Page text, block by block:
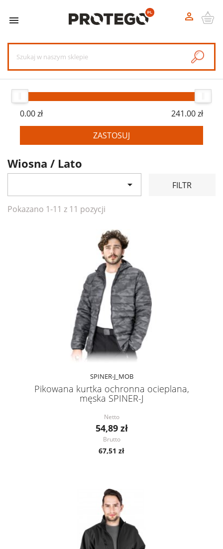
 
0.00 zł
241.00 zł
ZASTOSUJ
Wiosna / Lato
 FILTR
Pokazano 1-11 z 11 pozycji
SPINER-J_MOB
Pikowana kurtka ochronna ocieplana,
męska SPINER-J
Netto
54,89 zł
Brutto
67,51 zł